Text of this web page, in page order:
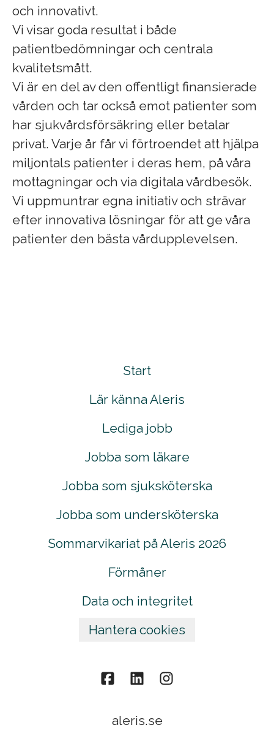
och innovativt.
Vi visar goda resultat i både
patientbedömningar och centrala
kvalitetsmått.
Vi är en del av den offentligt finansierade
vården och tar också emot patienter som
har sjukvårdsförsäkring eller betalar
privat. Varje år får vi förtroendet att hjälpa
miljontals patienter i deras hem, på våra
mottagningar och via digitala vårdbesök.
Vi uppmuntrar egna initiativ och strävar
efter innovativa lösningar för att ge våra
patienter den bästa vårdupplevelsen.
Start
Lär känna Aleris
Lediga jobb
Jobba som läkare
Jobba som sjuksköterska
Jobba som undersköterska
Sommarvikariat på Aleris 2026
Förmåner
Data och integritet
Hantera cookies
aleris.se